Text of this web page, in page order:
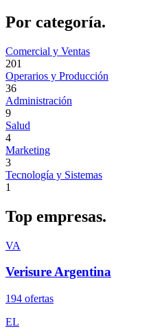
Por categoría.
Comercial y Ventas
201
Operarios y Producción
36
Administración
9
Salud
4
Marketing
3
Tecnología y Sistemas
1
Top empresas.
VA
Verisure Argentina
194 ofertas
EL